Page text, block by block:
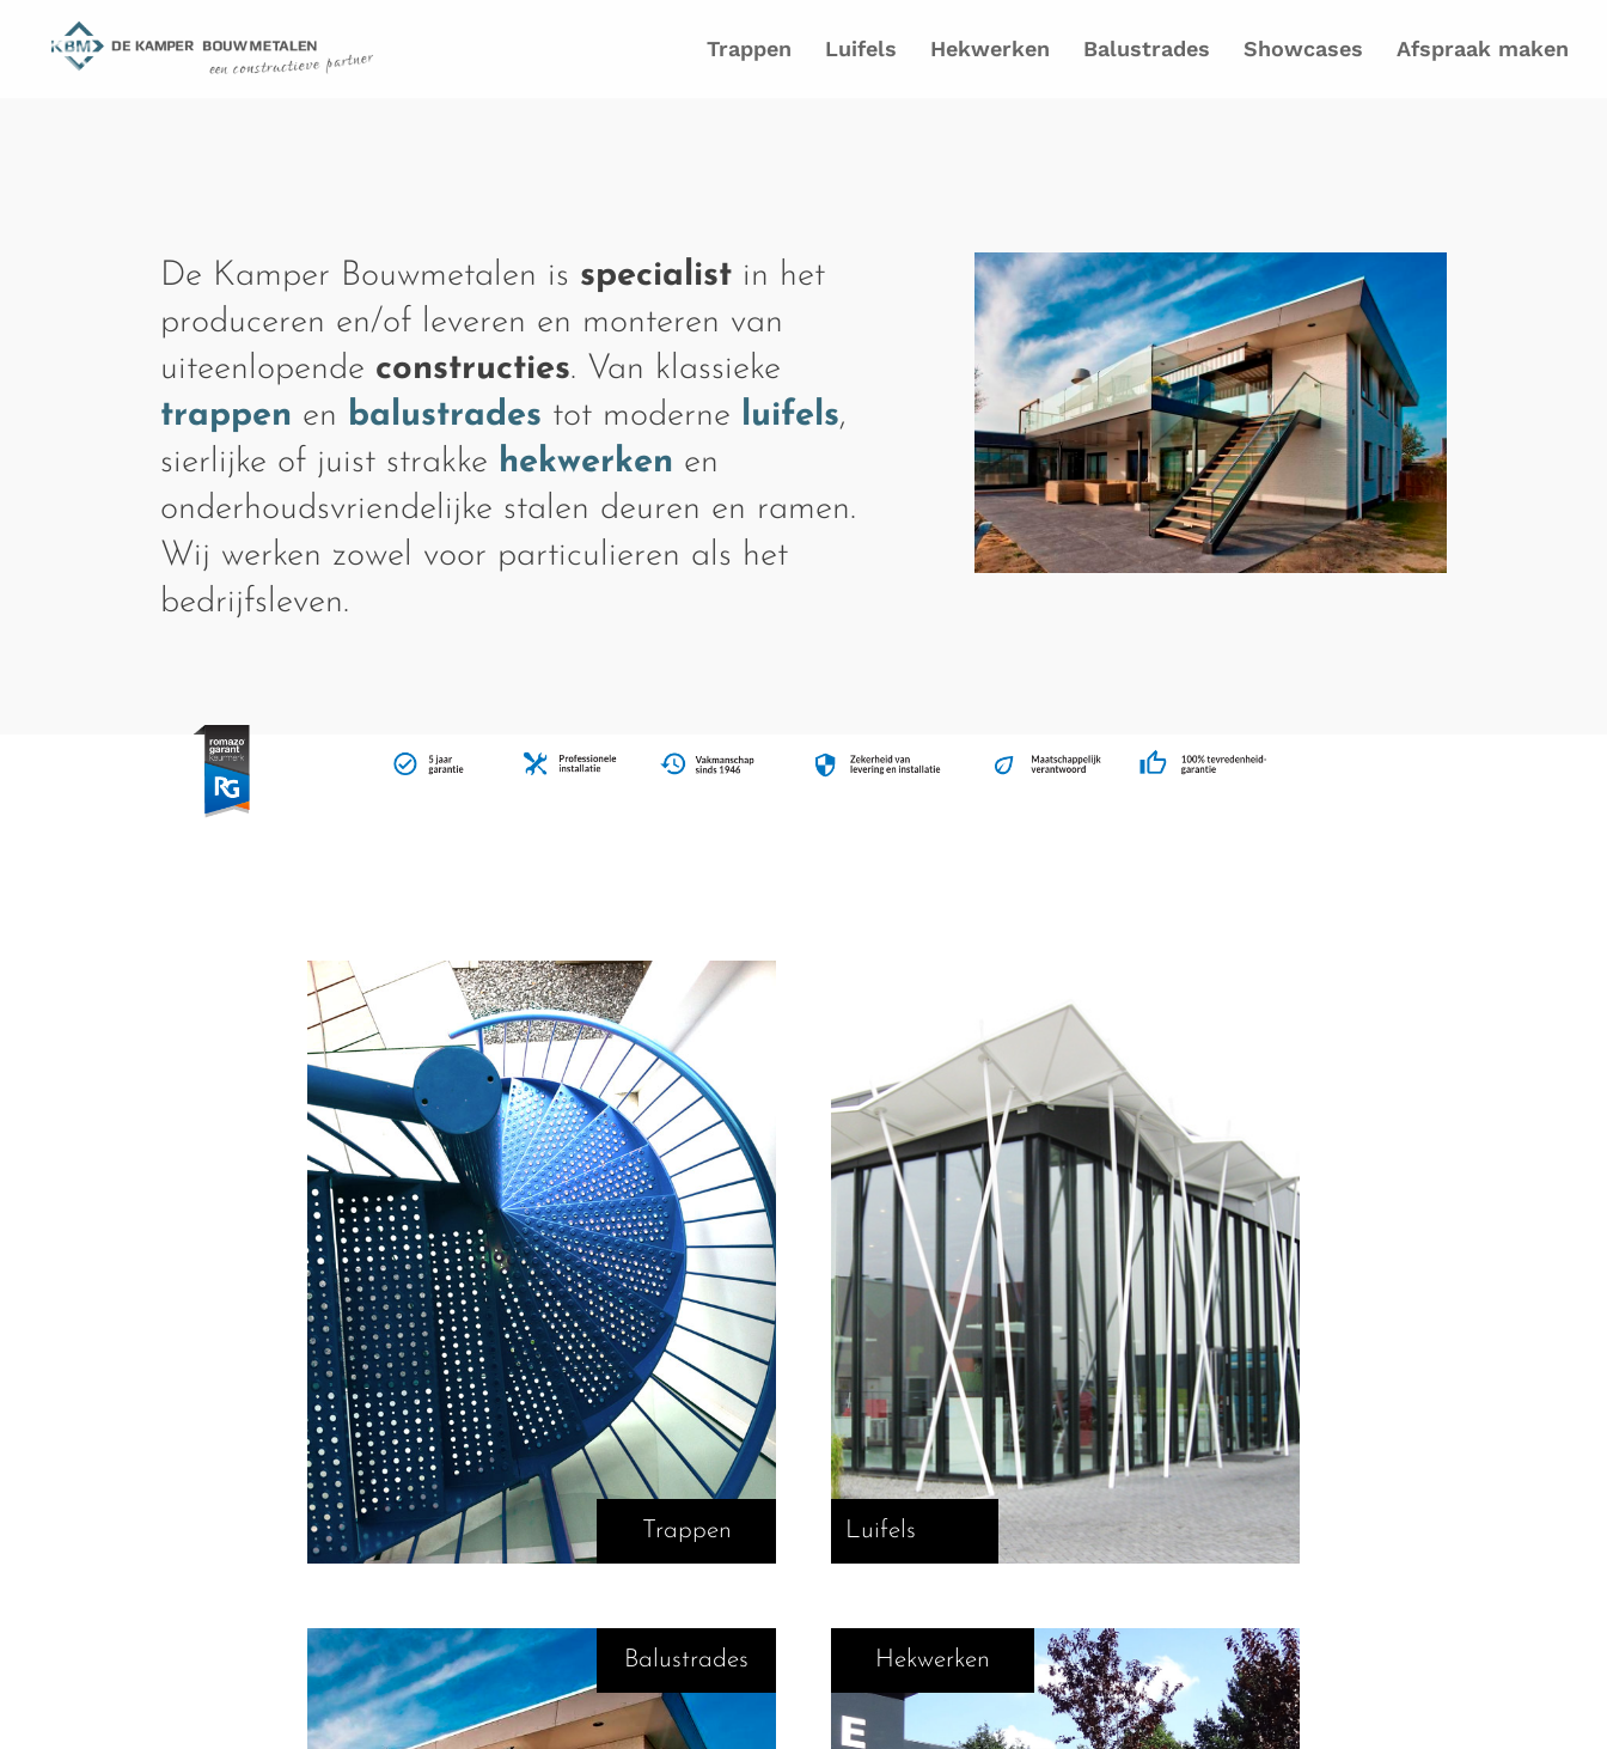
Trappen Luifels Hekwerken Balustrades Showcases Afspraak maken
De Kamper Bouwmetalen is specialist in het
produceren en/of leveren en monteren van
uiteenlopende constructies. Van klassieke
trappen en balustrades tot moderne luifels,
sierlijke of juist strakke hekwerken en
onderhoudsvriendelijke stalen deuren en ramen.
Wij werken zowel voor particulieren als het
bedrijfsleven.
Trappen Luifels
Balustrades Hekwerken